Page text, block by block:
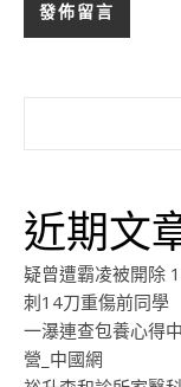
近期文
疑曾遭霸凌被開除
刺14刀重傷前同學
一瀑連查包養心得
營_中國網